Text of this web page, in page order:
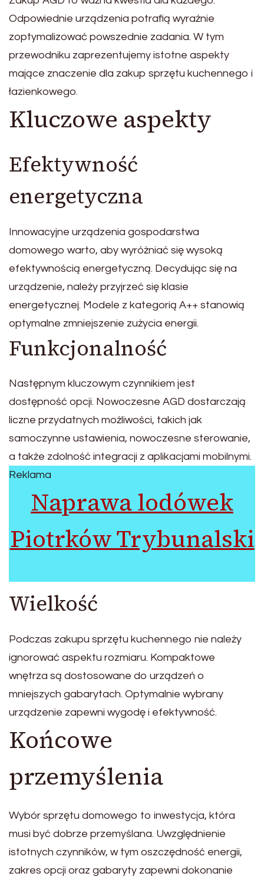
Odpowiednie urządzenia potrafią wyraźnie
zoptymalizować powszednie zadania. W tym
przewodniku zaprezentujemy istotne aspekty
mające znaczenie dla zakup sprzętu kuchennego i
łazienkowego.
Kluczowe aspekty
Efektywność
energetyczna
Innowacyjne urządzenia gospodarstwa
domowego warto, aby wyróżniać się wysoką
efektywnością energetyczną. Decydując się na
urządzenie, należy przyjrzeć się klasie
energetycznej. Modele z kategorią A++ stanowią
optymalne zmniejszenie zużycia energii.
Funkcjonalność
Następnym kluczowym czynnikiem jest
dostępność opcji. Nowoczesne AGD dostarczają
liczne przydatnych możliwości, takich jak
samoczynne ustawienia, nowoczesne sterowanie,
a także zdolność integracji z aplikacjami mobilnymi.
Reklama
Naprawa lodówek
Piotrków Trybunalski
Wielkość
Podczas zakupu sprzętu kuchennego nie należy
ignorować aspektu rozmiaru. Kompaktowe
wnętrza są dostosowane do urządzeń o
mniejszych gabarytach. Optymalnie wybrany
urządzenie zapewni wygodę i efektywność.
Końcowe
przemyślenia
Wybór sprzętu domowego to inwestycja, która
musi być dobrze przemyślana. Uwzględnienie
istotnych czynników, w tym oszczędność energii,
zakres opcji oraz gabaryty zapewni dokonanie